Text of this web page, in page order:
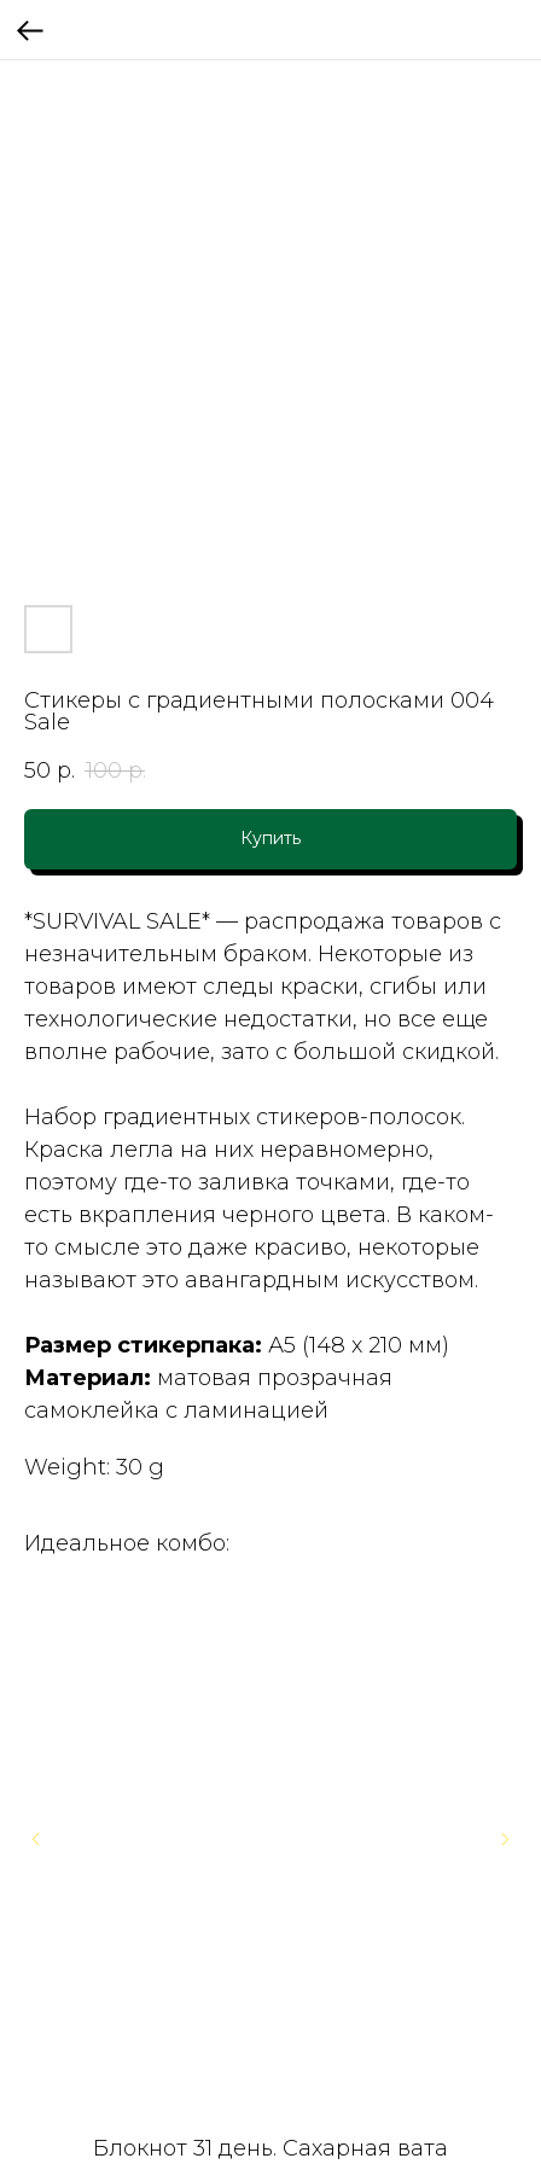
Стикеры с градиентными полосками 004
Sale
50 р. 100 р.
Купить
*SURVIVAL SALE* — распродажа товаров с
незначительным браком. Некоторые из
товаров имеют следы краски, сгибы или
технологические недостатки, но все еще
вполне рабочие, зато с большой скидкой.
Набор градиентных стикеров-полосок.
Краска легла на них неравномерно,
поэтому где-то заливка точками, где-то
есть вкрапления черного цвета. В каком-
то смысле это даже красиво, некоторые
называют это авангардным искусством.
Размер стикерпака: А5 (148 x 210 мм)
Материал: матовая прозрачная
самоклейка с ламинацией
Weight: 30 g
Идеальное комбо:
Блокнот 31 день. Сахарная вата